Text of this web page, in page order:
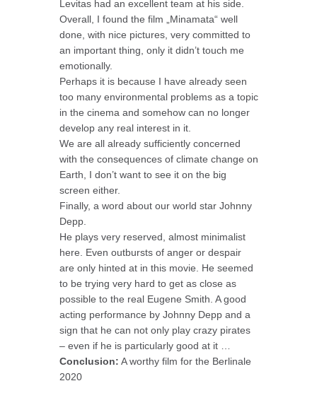
Levitas had an excellent team at his side.
Overall, I found the film „Minamata“ well
done, with nice pictures, very committed to
an important thing, only it didn’t touch me
emotionally.
Perhaps it is because I have already seen
too many environmental problems as a topic
in the cinema and somehow can no longer
develop any real interest in it.
We are all already sufficiently concerned
with the consequences of climate change on
Earth, I don’t want to see it on the big
screen either.
Finally, a word about our world star Johnny
Depp.
He plays very reserved, almost minimalist
here. Even outbursts of anger or despair
are only hinted at in this movie. He seemed
to be trying very hard to get as close as
possible to the real Eugene Smith. A good
acting performance by Johnny Depp and a
sign that he can not only play crazy pirates
– even if he is particularly good at it …
Conclusion: A worthy film for the Berlinale
2020